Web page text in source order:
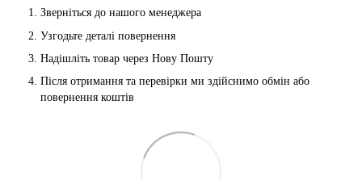
Зверніться до нашого менеджера
Узгодьте деталі повернення
Надішліть товар через Нову Пошту
Після отримання та перевірки ми здійснимо обмін або
повернення коштів